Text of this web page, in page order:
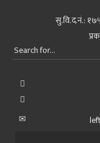
सु.वि.द.नं.: